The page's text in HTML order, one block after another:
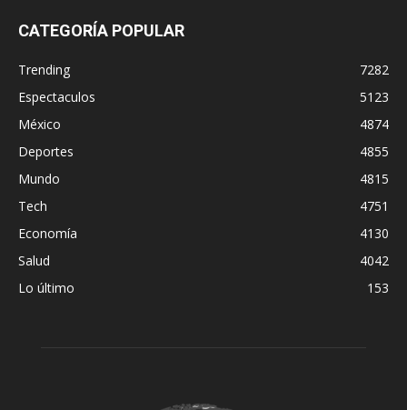
CATEGORÍA POPULAR
Trending
7282
Espectaculos
5123
México
4874
Deportes
4855
Mundo
4815
Tech
4751
Economía
4130
Salud
4042
Lo último
153